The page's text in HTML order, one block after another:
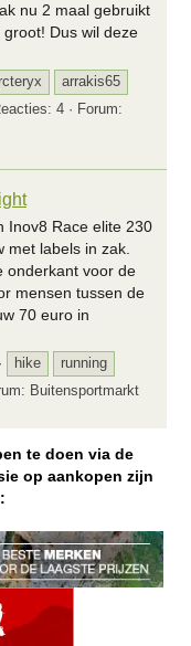
nu 2 maal gebruikt
Dus wil deze
arrakis65
4
Forum:
Inov8 Race elite 230
met labels in zak.
onderkant voor de
mensen tussen de
70 euro in
hike
running
Buitensportmarkt
te doen via de
op aankopen zijn